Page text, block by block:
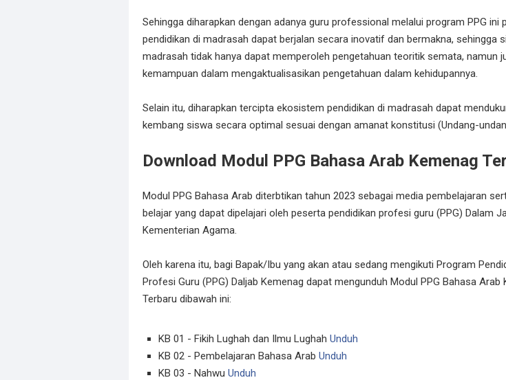
Sehingga diharapkan dengan adanya guru professional melalui program PPG ini
pendidikan di madrasah dapat berjalan secara inovatif dan bermakna, sehingga
madrasah tidak hanya dapat memperoleh pengetahuan teoritik semata, namun
kemampuan dalam mengaktualisasikan pengetahuan dalam kehidupannya.
Selain itu, diharapkan tercipta ekosistem pendidikan di madrasah dapat
kembang siswa secara optimal sesuai dengan amanat konstitusi (Undang-
Download Modul PPG Bahasa Arab Kemenag
Modul PPG Bahasa Arab diterbtikan tahun 2023 sebagai media pembelajaran
belajar yang dapat dipelajari oleh peserta pendidikan profesi guru (PPG) Dalam
Kementerian Agama.
Oleh karena itu, bagi Bapak/Ibu yang akan atau sedang mengikuti Program
Profesi Guru (PPG) Daljab Kemenag dapat mengunduh Modul PPG Bahasa Arab
Terbaru dibawah ini:
KB 01 - Fikih Lughah dan Ilmu Lughah Unduh
KB 02 - Pembelajaran Bahasa Arab Unduh
KB 03 - Nahwu Unduh